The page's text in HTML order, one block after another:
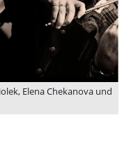
Elena Chekanova und